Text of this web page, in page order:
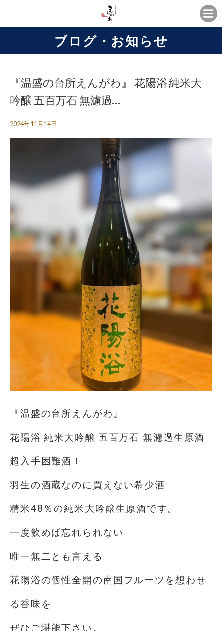
ブログ・お知らせ
『温盛の台所えんがわ』 花陽浴 純米大
吟醸 五百万石 無濾過…
2024年11月14日
『温盛の台所えんがわ』
花陽浴 純米大吟醸 五百万石 無濾過生原酒
超入手困難酒！
羽生の酒蔵なのに買えない希少酒
精米48％の純米大吟醸生原酒です。
一度飲めば忘れられない
唯一無二とも言える
花陽浴の個性全開の南国フルーツを想わせ
る香味を
ぜひご堪能下さい。